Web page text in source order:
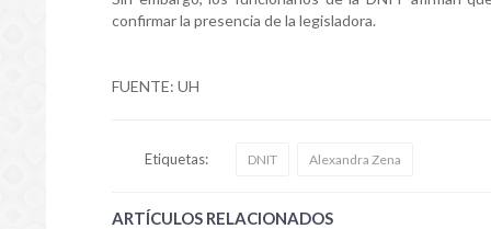
confirmar la presencia de la legisladora.
FUENTE: UH
Etiquetas: DNIT Alexandra Zena
ARTÍCULOS RELACIONADOS